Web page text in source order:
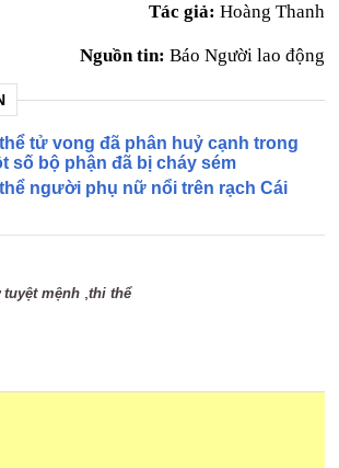
Tác giả: Hoàng Thanh
Nguồn tin: Báo Người lao động
tử vong đã phân huỷ cạnh trong
số bộ phận đã bị cháy sém
người phụ nữ nổi trên rạch Cái
tuyệt mệnh ,thi thể